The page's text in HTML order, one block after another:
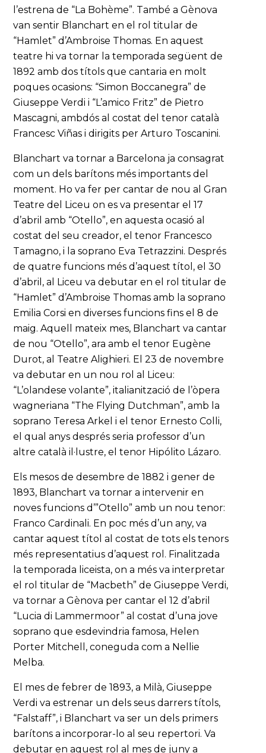
l’estrena de “La Bohème”. També a Gènova
van sentir Blanchart en el rol titular de
“Hamlet” d’Ambroise Thomas. En aquest
teatre hi va tornar la temporada següent de
1892 amb dos títols que cantaria en molt
poques ocasions: “Simon Boccanegra” de
Giuseppe Verdi i “L’amico Fritz” de Pietro
Mascagni, ambdós al costat del tenor català
Francesc Viñas i dirigits per Arturo Toscanini.
Blanchart va tornar a Barcelona ja consagrat
com un dels barítons més importants del
moment. Ho va fer per cantar de nou al Gran
Teatre del Liceu on es va presentar el 17
d’abril amb “Otello”, en aquesta ocasió al
costat del seu creador, el tenor Francesco
Tamagno, i la soprano Eva Tetrazzini. Després
de quatre funcions més d’aquest títol, el 30
d’abril, al Liceu va debutar en el rol titular de
“Hamlet” d’Ambroise Thomas amb la soprano
Emilia Corsi en diverses funcions fins el 8 de
maig. Aquell mateix mes, Blanchart va cantar
de nou “Otello”, ara amb el tenor Eugène
Durot, al Teatre Alighieri. El 23 de novembre
va debutar en un nou rol al Liceu:
“L’olandese volante”, italianització de l’òpera
wagneriana “The Flying Dutchman”, amb la
soprano Teresa Arkel i el tenor Ernesto Colli,
el qual anys després seria professor d’un
altre català il·lustre, el tenor Hipólito Lázaro.
Els mesos de desembre de 1882 i gener de
1893, Blanchart va tornar a intervenir en
noves funcions d’”Otello” amb un nou tenor:
Franco Cardinali. En poc més d’un any, va
cantar aquest títol al costat de tots els tenors
més representatius d’aquest rol. Finalitzada
la temporada liceista, on a més va interpretar
el rol titular de “Macbeth” de Giuseppe Verdi,
va tornar a Gènova per cantar el 12 d’abril
“Lucia di Lammermoor” al costat d’una jove
soprano que esdevindria famosa, Helen
Porter Mitchell, coneguda com a Nellie
Melba.
El mes de febrer de 1893, a Milà, Giuseppe
Verdi va estrenar un dels seus darrers títols,
“Falstaff”, i Blanchart va ser un dels primers
barítons a incorporar-lo al seu repertori. Va
debutar en aquest rol al mes de juny a